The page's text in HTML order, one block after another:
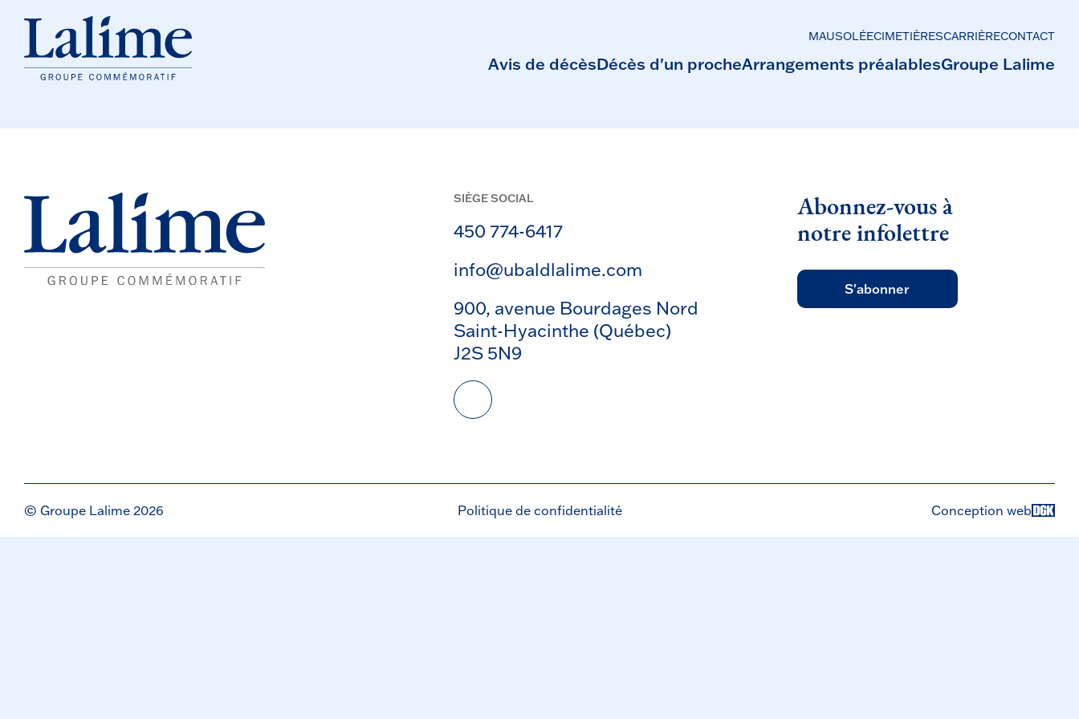
MAUSOLÉECIMETIÈRESCARRIÈRECONTACT
Avis de décèsDécès d'un procheArrangements préalablesGroupe Lalime
SIÈGE SOCIAL
450 774-6417
info@ubaldlalime.com
900, avenue Bourdages Nord
Saint-Hyacinthe (Québec)
J2S 5N9
Abonnez-vous à
notre infolettre
S'abonner
© Groupe Lalime 2026 Politique de confidentialité Conception web